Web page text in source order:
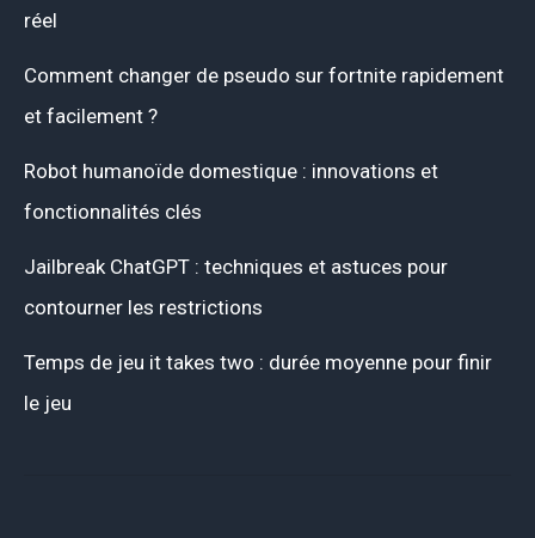
réel
Comment changer de pseudo sur fortnite rapidement
et facilement ?
Robot humanoïde domestique : innovations et
fonctionnalités clés
Jailbreak ChatGPT : techniques et astuces pour
contourner les restrictions
Temps de jeu it takes two : durée moyenne pour finir
le jeu